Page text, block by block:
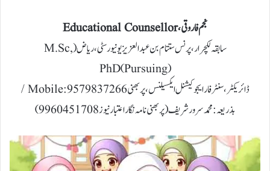
نجم فاروقی،Educational Counsellor
سا بقہ لکچرار ،پر نس ستتام بن عبد ا لعز یز یو نیور سٹی ، ریاض (M.Sc,
PhD(Pursuing)
ڈائریکٹر، سنٹر فار ایجوکیشنل ایکسیلنس، پربھنیMobile:9579837266 /
بذریعہ : محمد سرور شریف(پربھنی نامہ نگار اعتبار نیوز9960451708)